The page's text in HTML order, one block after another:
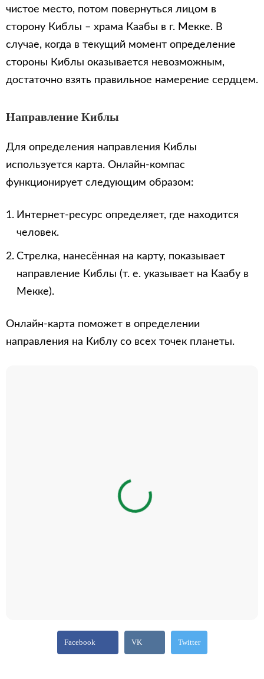
чистое место, потом повернуться лицом в
сторону Киблы – храма Каабы в г. Мекке. В
случае, когда в текущий момент определение
стороны Киблы оказывается невозможным,
достаточно взять правильное намерение сердцем.
Направление Киблы
Для определения направления Киблы
используется карта. Онлайн-компас
функционирует следующим образом:
Интернет-ресурс определяет, где находится
человек.
Стрелка, нанесённая на карту, показывает
направление Киблы (т. е. указывает на Каабу в
Мекке).
Онлайн-карта поможет в определении
направления на Киблу со всех точек планеты.
Facebook VK Twitter